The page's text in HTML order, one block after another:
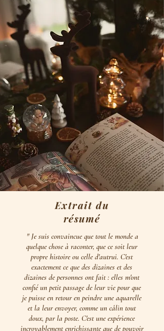
Extrait du
résumé
" Je suis convaincue que tout le monde a
quelque chose à raconter, que ce soit leur
propre histoire ou celle d'autrui. C'est
exactement ce que des dizaines et des
dizaines de personnes ont fait : elles m'ont
confié un petit passage de leur vie pour que
je puisse en retour en peindre une aquarelle
et la leur envoyer, comme un câlin tout
doux, par la poste. C'est une expérience
incroyablement enrichissante que de pouvoir